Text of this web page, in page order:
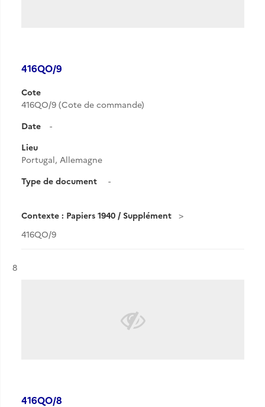
416QO/9
Cote
416QO/9 (Cote de commande)
Date
-
Lieu
Portugal, Allemagne
Type de document
-
Contexte : Papiers 1940 / Supplément
416QO/9
Résultat n°
8
416QO/8